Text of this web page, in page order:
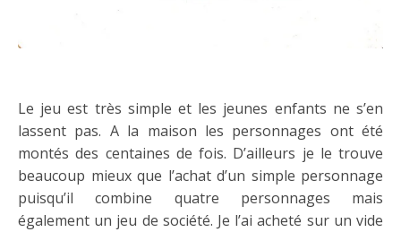
Le jeu est très simple et les jeunes enfants ne s’en
lassent pas. A la maison les personnages ont été
montés des centaines de fois. D’ailleurs je le trouve
beaucoup mieux que l’achat d’un simple personnage
puisqu’il combine quatre personnages mais
également un jeu de société. Je l’ai acheté sur un vide